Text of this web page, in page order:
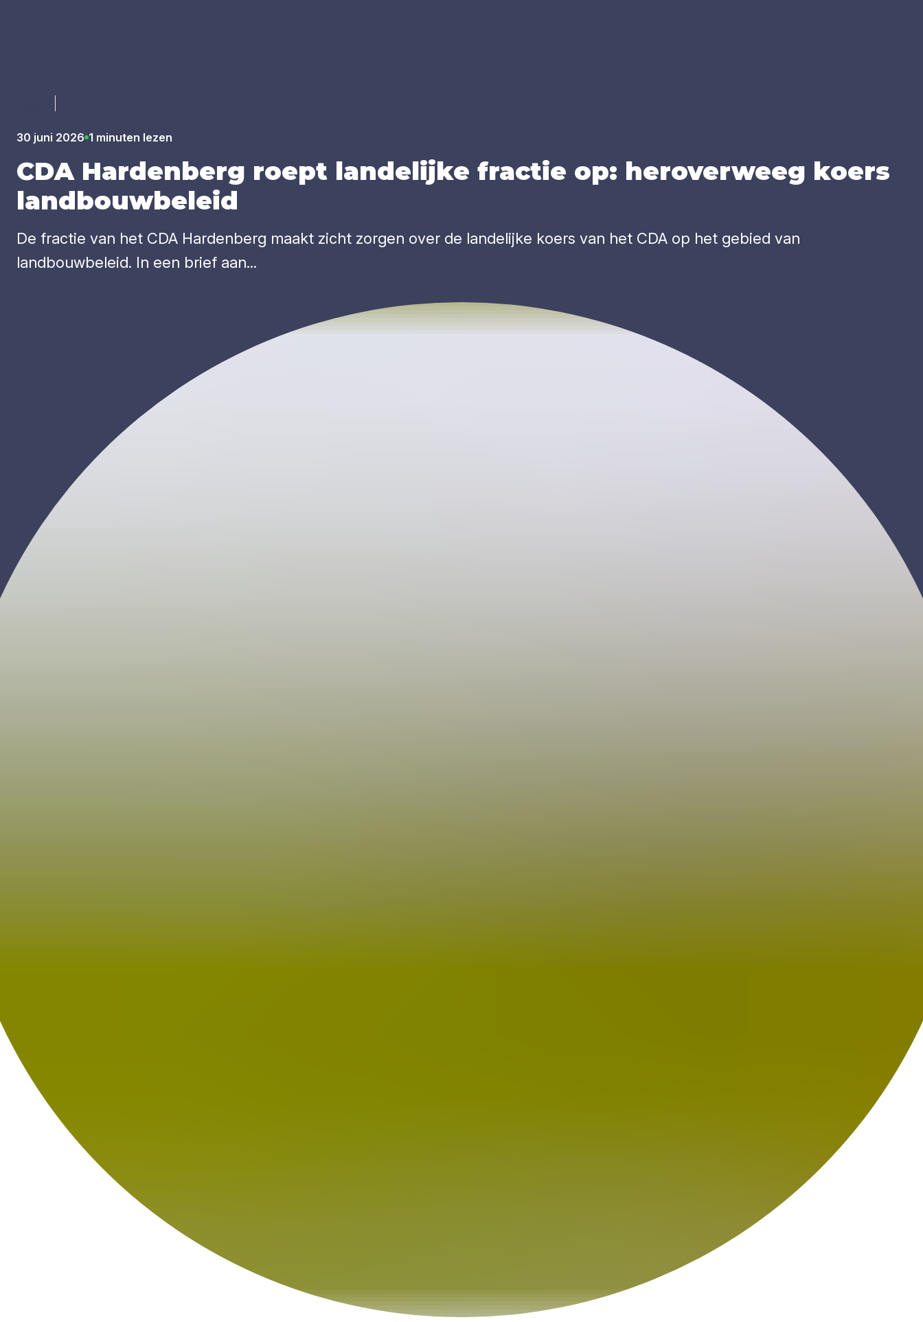
30 juni 2026 1 minuten lezen
CDAHar­den­berg roept lan­de­lij­ke frac­tie op: her­o­ver­weeg koers
land­bouw­be­leid
De fractie van het CDA Hardenberg maakt zicht zorgen over de landelijke koers van het CDA op het gebied van
landbouwbeleid. In een brief aan...